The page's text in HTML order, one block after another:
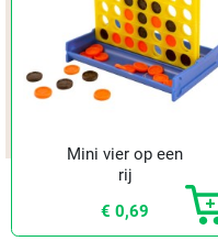
Mini vier op een
rij
€ 0,69